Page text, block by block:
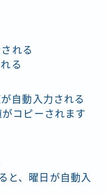
れる
る
自動入力される
コピーされます
と、曜日が自動入